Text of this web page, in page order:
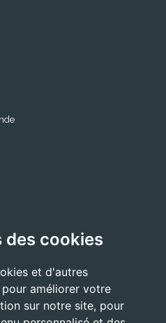
des cookies
et d'autres
améliorer votre
sur notre site, pour